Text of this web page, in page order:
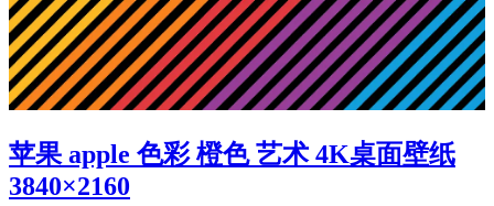
苹果 apple 色彩 橙色 艺术 4K桌面壁纸
3840×2160